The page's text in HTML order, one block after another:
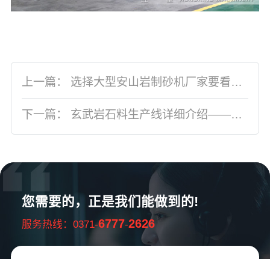
上一篇： 选择大型安山岩制砂机厂家要看哪三点？
下一篇： 玄武岩石料生产线详细介绍——河南红星机器
您需要的，正是我们能做到的!
服务热线：0371-6777-2626